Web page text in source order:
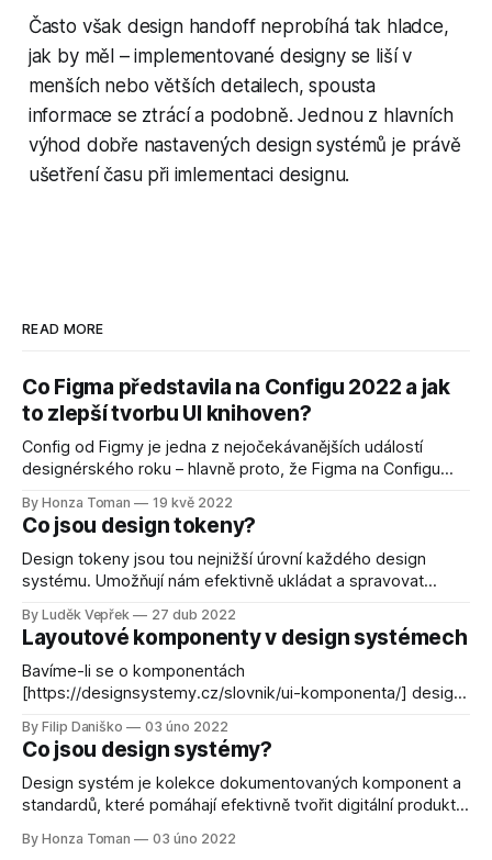
Často však design handoff neprobíhá tak hladce,
jak by měl – implementované designy se liší v
menších nebo větších detailech, spousta
informace se ztrácí a podobně. Jednou z hlavních
výhod dobře nastavených design systémů je právě
ušetření času při imlementaci designu.
READ MORE
Co Figma představila na Configu 2022 a jak
to zlepší tvorbu UI knihoven?
Config od Figmy je jedna z nejočekávanějších událostí
designérského roku – hlavně proto, že Figma na Configu
designového nástroje na trhu.
By Honza Toman 19 kvě 2022
Co jsou design tokeny?
Design tokeny jsou tou nejnižší úrovní každého design
systému. Umožňují nám efektivně ukládat a spravovat
různými platformami, včetně třeba implementace barevných
schémat do celého projektu
By Luděk Vepřek 27 dub 2022
Layoutové komponenty v design systémech
Bavíme-li se o komponentách
[https://designsystemy.cz/slovnik/ui-komponenta/] design
system/], napadnou vás asi převážně prvky jako tlačítka,
ikony a podobné. Design systémy však vývojářům mohou
nabídnout mnohem více. Podívejme se spolu na rychlý
přehled možných komponent, které ovlivňují layout a
By Filip Daniško 03 úno 2022
Co jsou design systémy?
Design systém je kolekce dokumentovaných komponent a
standardů, které pomáhají efektivně tvořit digitální produkty.
zaměřující se převážně na spolupráci mezi designéry a
By Honza Toman 03 úno 2022